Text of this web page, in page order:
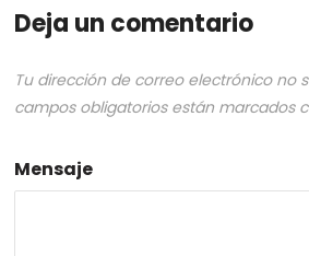
Deja un comentario
Tu dirección de correo electrónico no
campos obligatorios están marcados
Mensaje